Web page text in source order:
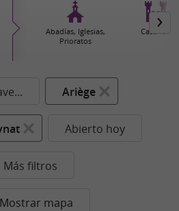
Abadías, Iglesias,
Prioratos
Castillos
Ariège
Abierto hoy
Más filtros
Mostrar mapa